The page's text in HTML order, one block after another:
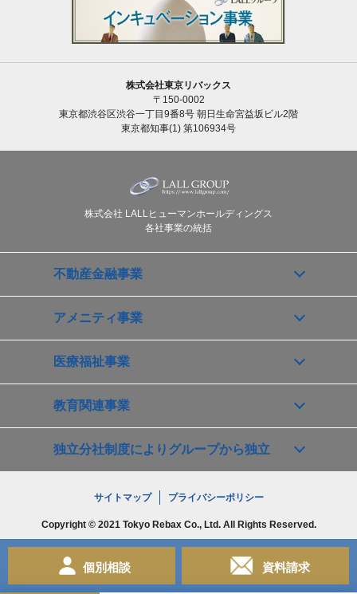
個別相談 資料請求
株式会社東京リバックス
〒150-0002
東京都渋谷区渋谷一丁目9番8号 朝日生命宮益坂ビル2階
東京都知事(1) 第106934号
株式会社 LALLヒューマンホールディングス
各社事業の統括
不動産金融事業
アメニティ事業
医療福祉事業
教育関連事業
独立分社制度によりグループから独立
サイトマップ プライバシーポリシー
Copyright © 2021 Tokyo Rebax Co., Ltd. All Rights Reserved.